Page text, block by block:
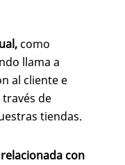
como
llama a
al cliente e
de
tiendas.
con